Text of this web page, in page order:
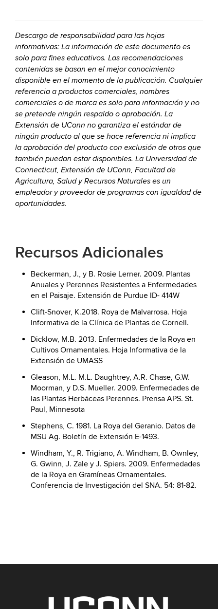
Descargo de responsabilidad para las hojas
informativas: La información de este documento es
solo para fines educativos. Las recomendaciones
contenidas se basan en el mejor conocimiento
disponible en el momento de la publicación. Cualquier
referencia a productos comerciales, nombres
comerciales o de marca es solo para información y no
se pretende ningún respaldo o aprobación. La
Extensión de UConn no garantiza el estándar de
ningún producto al que se hace referencia ni implica
la aprobación del producto con exclusión de otros que
también puedan estar disponibles. La Universidad de
Connecticut, Extensión de UConn, Facultad de
Agricultura, Salud y Recursos Naturales es un
empleador y proveedor de programas con igualdad de
oportunidades.
Recursos Adicionales
Beckerman, J., y B. Rosie Lerner. 2009. Plantas
Anuales y Perennes Resistentes a Enfermedades
en el Paisaje. Extensión de Purdue ID- 414W
Clift-Snover, K.2018. Roya de Malvarrosa. Hoja
Informativa de la Clínica de Plantas de Cornell.
Dicklow, M.B. 2013. Enfermedades de la Roya en
Cultivos Ornamentales. Hoja Informativa de la
Extensión de UMASS
Gleason, M.L. M.L. Daughtrey, A.R. Chase, G.W.
Moorman, y D.S. Mueller. 2009. Enfermedades de
las Plantas Herbáceas Perennes. Prensa APS. St.
Paul, Minnesota
Stephens, C. 1981. La Roya del Geranio. Datos de
MSU Ag. Boletín de Extensión E-1493.
Windham, Y., R. Trigiano, A. Windham, B. Ownley,
G. Gwinn, J. Zale y J. Spiers. 2009. Enfermedades
de la Roya en Gramíneas Ornamentales.
Conferencia de Investigación del SNA. 54: 81-82.